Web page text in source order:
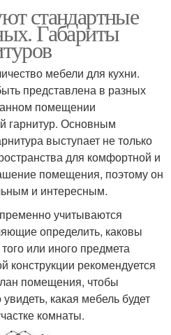
стандартные
Габариты
мебели для кухни.
представлена в разных
помещении
гарнитур. Основным
выступает не только
для комфортной и
помещения, поэтому он
и интересным.
учитываются
определить, каковы
или иного предмета
конструкции рекомендуется
помещения, чтобы
какая мебель будет
комнаты.